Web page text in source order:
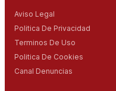
Aviso Legal
Politica De Privacidad
Terminos De Uso
Politica De Cookies
Canal Denuncias